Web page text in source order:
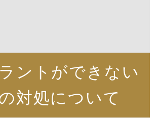
ントができない
対処について